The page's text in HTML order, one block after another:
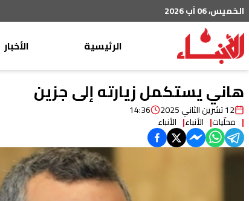
الخميس، 06 آب 2026
الرئيسية
الأخبار
محليات
عربي دولي
خاص
رياضة
هاني يستكمل زيارته إلى جزين
12 تشرين الثاني 2025 14:36
محلّيات الأنباء الأنباء